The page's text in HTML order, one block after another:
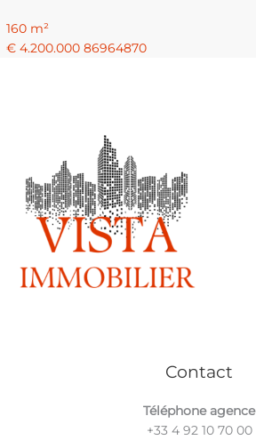
160 m²
€ 4.200.00086964870
Contact
Téléphone agence
+33 4 92 10 70 00